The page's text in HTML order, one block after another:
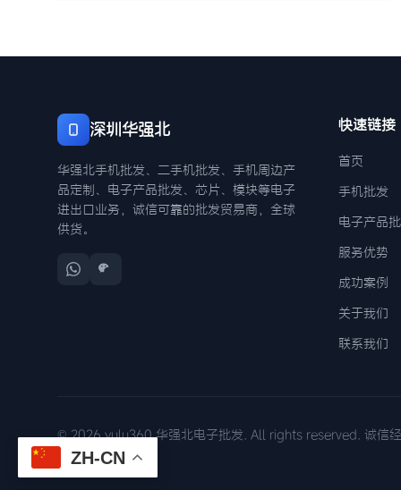
深圳华强北
华强北手机批发、二手机批发、手机周边产
品定制、电子产品批发、芯片、模块等电子
进出口业务，诚信可靠的批发贸易商，全球
供货。
快速链接
首页
手机批发
电子产品
服务优势
成功案例
关于我们
联系我们
© 2026 yulu360 华强北电子批发. All rights reserved. 诚信
ZH-CN